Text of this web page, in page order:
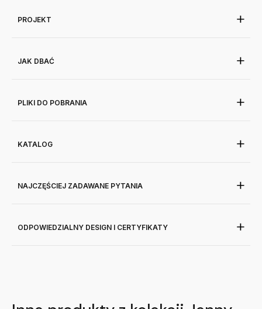
PROJEKT
JAK DBAĆ
PLIKI DO POBRANIA
KATALOG
NAJCZĘŚCIEJ ZADAWANE PYTANIA
ODPOWIEDZIALNY DESIGN I CERTYFIKATY